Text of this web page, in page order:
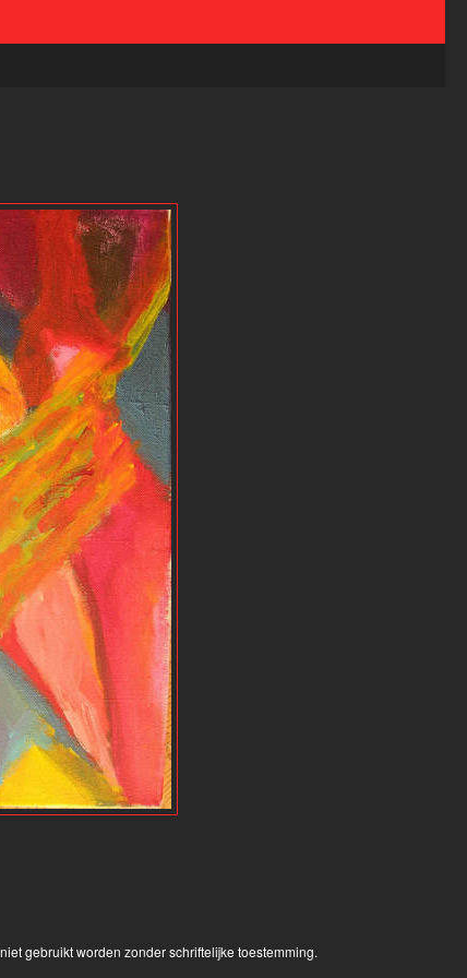
gebruikt worden zonder schriftelijke toestemming.